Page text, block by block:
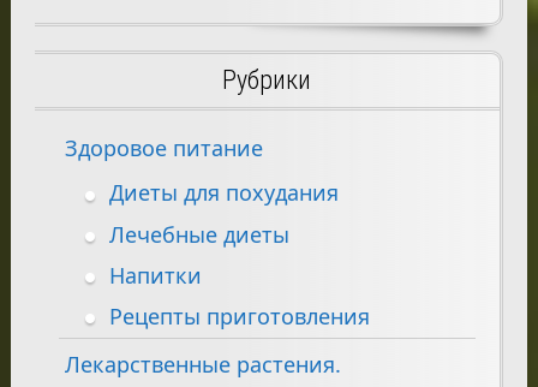
Рубрики
Здоровое питание
Диеты для похудания
Лечебные диеты
Напитки
Рецепты приготовления
Лекарственные растения.